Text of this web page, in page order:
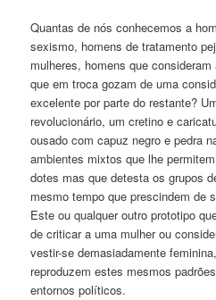
Quantas de nós conhecemos a
sexismo, homens de tratamento
mulheres, homens que
que em troca gozam de uma
excelente por parte do restante?
revolucionário, um cretino e
ousado com capuz negro e pedra
ambientes mixtos que lhe
dotes mas que detesta os grupos
mesmo tempo que prescindem de
Este ou qualquer outro prototipo
de criticar a uma mulher ou
vestir-se demasiadamente
reproduzem estes mesmos
entornos políticos.